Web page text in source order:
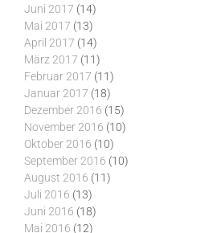
Juni 2017 (14)
Mai 2017 (13)
April 2017 (14)
März 2017 (11)
Februar 2017 (11)
Januar 2017 (18)
Dezember 2016 (15)
November 2016 (10)
Oktober 2016 (10)
September 2016 (10)
August 2016 (11)
Juli 2016 (13)
Juni 2016 (18)
Mai 2016 (12)